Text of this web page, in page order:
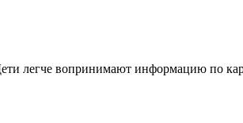
легче вопринимают информацию по